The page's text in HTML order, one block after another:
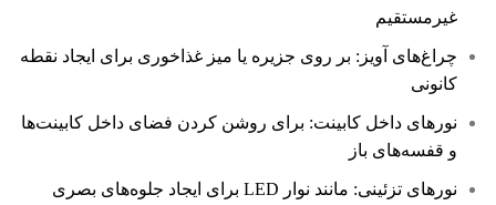
غیرمستقیم
چراغ‌های آویز: بر روی جزیره یا میز غذاخوری برای ایجاد نقطه
کانونی
نورهای داخل کابینت: برای روشن کردن فضای داخل کابینت‌ها
و قفسه‌های باز
نورهای تزئینی: مانند نوار LED برای ایجاد جلوه‌های بصری